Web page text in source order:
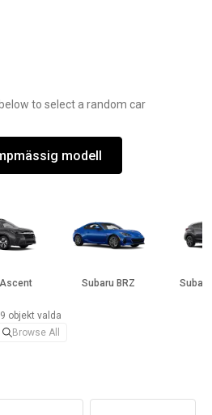
to select a random car
modell
Subaru BRZ
9 objekt valda
Browse All